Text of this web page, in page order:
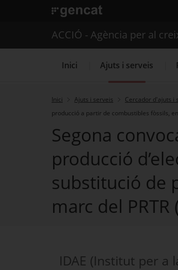
. Obre en una nova finestra.
ACCIÓ - Agència per al
Inici Ajuts i serveis
Inici Ajuts i serveis Cercador d'ajuts i
producció a partir de combustibles fòssils,
Segona
producció
substitució de
marc del PRTR
IDAE (Institut per a